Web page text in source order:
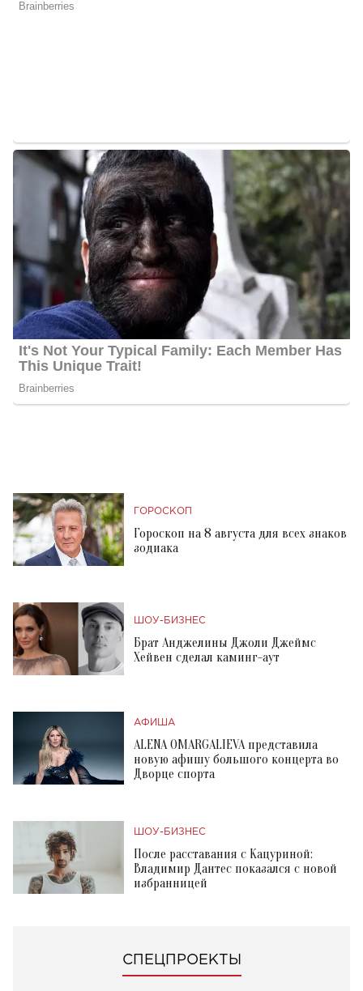
ГОРОСКОП
Гороскоп на 8 августа для всех знаков
зодиака
ШОУ-БИЗНЕС
Брат Анджелины Джоли Джеймс
Хейвен сделал каминг-аут
АФИША
ALENA OMARGALIEVA представила
новую афишу большого концерта во
Дворце спорта
ШОУ-БИЗНЕС
После расставания с Кацуриной:
Владимир Дантес показался с новой
избранницей
СПЕЦПРОЕКТЫ